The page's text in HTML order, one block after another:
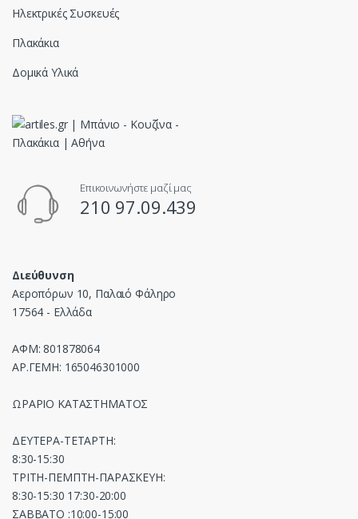
Ηλεκτρικές Συσκευές
Πλακάκια
Δομικά Υλικά
Επικοινωνήστε μαζί μας
210 97.09.439
Διεύθυνση
Αεροπόρων 10, Παλαιό Φάληρο
17564 - Ελλάδα
ΑΦΜ: 801878064
ΑΡ.ΓΕΜΗ: 165046301000
ΩΡΑΡΙΟ ΚΑΤΑΣΤΗΜΑΤΟΣ
ΔΕΥΤΕΡΑ-ΤΕΤΑΡΤΗ:
8:30-15:30
ΤΡΙΤΗ-ΠΕΜΠΤΗ-ΠΑΡΑΣΚΕΥΗ:
8:30-15:30 17:30-20:00
ΣΑΒΒΑΤΟ :10:00-15:00